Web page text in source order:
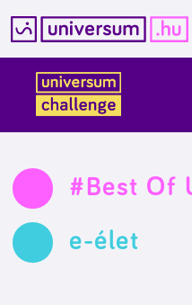
tartalomba
#Best Of
e-élet